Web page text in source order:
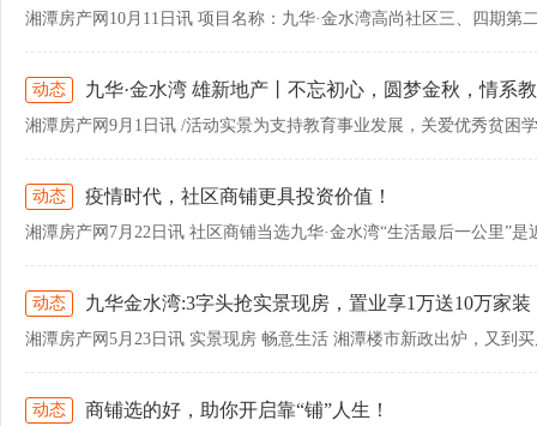
动态 九华·金水湾 雄新地产丨不忘初心，圆梦金秋，情系
动态 疫情时代，社区商铺更具投资价值！
动态 九华金水湾:3字头抢实景现房，置业享1万送10万家装
动态 商铺选的好，助你开启靠“铺”人生！